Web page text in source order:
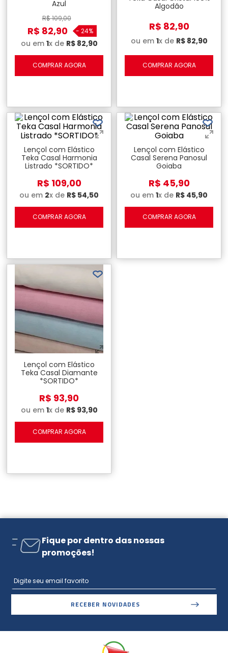
Azul
R$109,00
R$ 82,90 - 24%
ou em 1x de R$ 82,90
COMPRAR AGORA
Algodão
R$ 82,90
ou em 1x de R$ 82,90
COMPRAR AGORA
Lençol com Elástico
Teka Casal Harmonia
Listrado *SORTIDO*
R$ 109,00
ou em 2x de R$ 54,50
COMPRAR AGORA
Lençol com Elástico
Casal Serena Panosul
Goiaba
R$ 45,90
ou em 1x de R$ 45,90
COMPRAR AGORA
Lençol com Elástico
Teka Casal Diamante
*SORTIDO*
R$ 93,90
ou em 1x de R$ 93,90
COMPRAR AGORA
Fique por dentro das nossas
promoções!
RECEBER NOVIDADES